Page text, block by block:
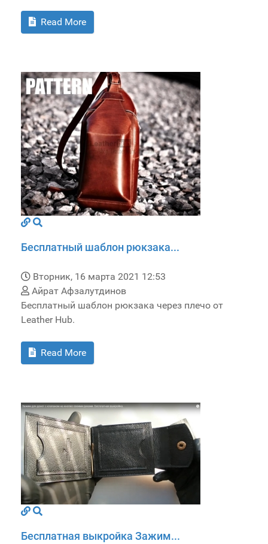
Read More
Бесплатный шаблон рюкзака...
Вторник, 16 марта 2021 12:53
Айрат Афзалутдинов
Бесплатный шаблон рюкзака через плечо от
Leather Hub.
Read More
Бесплатная выкройка Зажим...